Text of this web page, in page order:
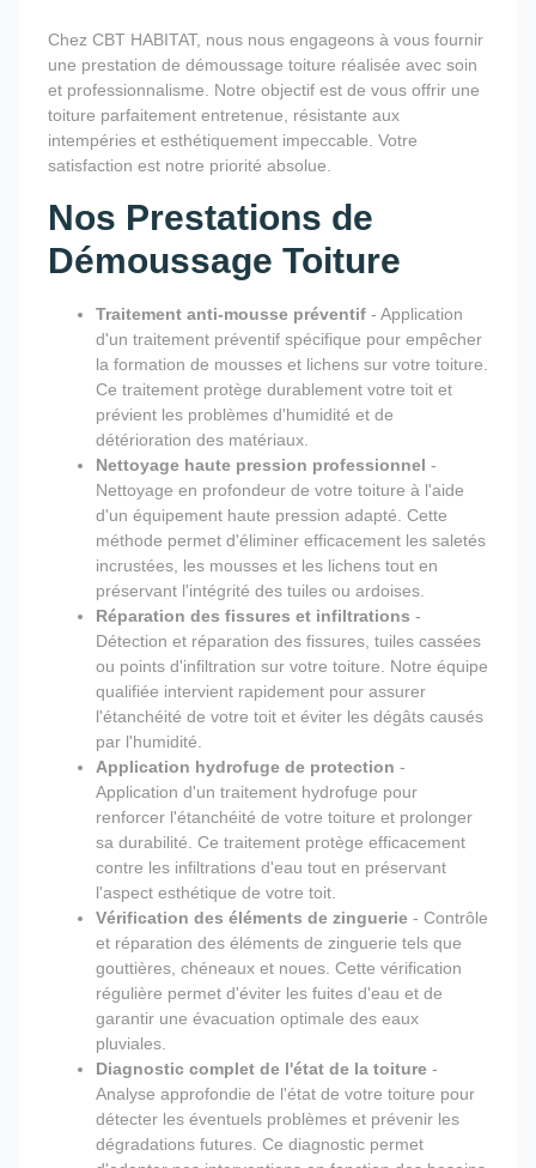
Chez CBT HABITAT, nous nous engageons à vous fournir
une prestation de démoussage toiture réalisée avec soin
et professionnalisme. Notre objectif est de vous offrir une
toiture parfaitement entretenue, résistante aux
intempéries et esthétiquement impeccable. Votre
satisfaction est notre priorité absolue.
Nos Prestations de
Démoussage Toiture
Traitement anti-mousse préventif - Application
d'un traitement préventif spécifique pour empêcher
la formation de mousses et lichens sur votre toiture.
Ce traitement protège durablement votre toit et
prévient les problèmes d'humidité et de
détérioration des matériaux.
Nettoyage haute pression professionnel -
Nettoyage en profondeur de votre toiture à l'aide
d'un équipement haute pression adapté. Cette
méthode permet d'éliminer efficacement les saletés
incrustées, les mousses et les lichens tout en
préservant l'intégrité des tuiles ou ardoises.
Réparation des fissures et infiltrations -
Détection et réparation des fissures, tuiles cassées
ou points d'infiltration sur votre toiture. Notre équipe
qualifiée intervient rapidement pour assurer
l'étanchéité de votre toit et éviter les dégâts causés
par l'humidité.
Application hydrofuge de protection -
Application d'un traitement hydrofuge pour
renforcer l'étanchéité de votre toiture et prolonger
sa durabilité. Ce traitement protège efficacement
contre les infiltrations d'eau tout en préservant
l'aspect esthétique de votre toit.
Vérification des éléments de zinguerie - Contrôle
et réparation des éléments de zinguerie tels que
gouttières, chéneaux et noues. Cette vérification
régulière permet d'éviter les fuites d'eau et de
garantir une évacuation optimale des eaux
pluviales.
Diagnostic complet de l'état de la toiture -
Analyse approfondie de l'état de votre toiture pour
détecter les éventuels problèmes et prévenir les
dégradations futures. Ce diagnostic permet